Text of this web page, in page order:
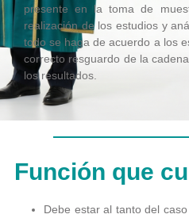
presente en la toma de
realización de los estudios y
todo se haga de acuerdo a los
correcto resguardo de la
los resultados.
Función que
Debe estar al tanto del